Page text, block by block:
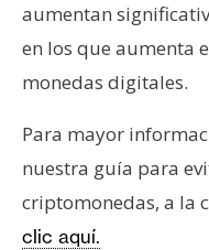
aumentan
en los que aumenta
monedas digitales.
Para mayor
nuestra guía para
criptomonedas, a la
clic aquí.